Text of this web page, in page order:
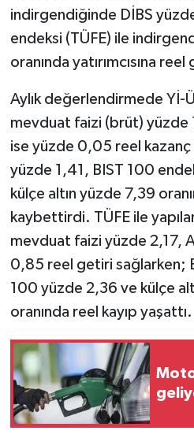
indirgendiğinde DİBS
endeksi (TÜFE) ile
oranında yatırımcısına
Aylık değerlendirmede Yİ-
mevduat faizi (brüt) yüzde
ise yüzde 0,05 reel kazanç
yüzde 1,41, BIST 100
külçe altın yüzde 7,39
kaybettirdi. TÜFE ile
mevduat faizi yüzde 2,17,
0,85 reel getiri sağlarken;
100 yüzde 2,36 ve külçe
oranında reel kayıp yaşattı.